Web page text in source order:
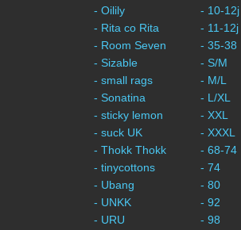
- Oilily
- Rita co Rita
- Room Seven
- Sizable
- small rags
- Sonatina
- sticky lemon
- suck UK
- Thokk Thokk
- tinycottons
- Ubang
- UNKK
- URU
- 10-12j
- 11-12j
- 35-38
- S/M
- M/L
- L/XL
- XXL
- XXXL
- 68-74
- 74
- 80
- 92
- 98